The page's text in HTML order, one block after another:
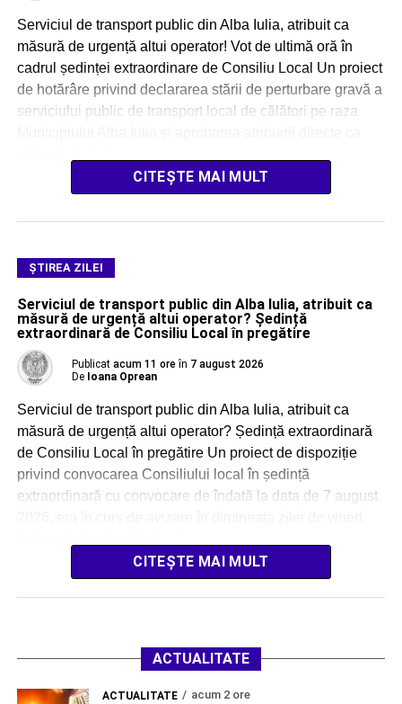
Serviciul de transport public din Alba Iulia, atribuit ca
măsură de urgență altui operator! Vot de ultimă oră în
cadrul ședinței extraordinare de Consiliu Local Un proiect
de hotărâre privind declararea stării de perturbare gravă a
serviciului public de transport local de călători pe raza
CITEȘTE MAI MULT
ŞTIREA ZILEI
Serviciul de transport public din Alba Iulia, atribuit ca
măsură de urgență altui operator? Ședință
extraordinară de Consiliu Local în pregătire
Publicat acum 11 ore în 7 august 2026
De Ioana Oprean
Serviciul de transport public din Alba Iulia, atribuit ca
măsură de urgență altui operator? Ședință extraordinară
de Consiliu Local în pregătire Un proiect de dispoziție
privind convocarea Consiliului local în ședință
extraordinară cu convocare de îndată la data de 7 august
CITEȘTE MAI MULT
ACTUALITATE
ACTUALITATE acum 2 ore